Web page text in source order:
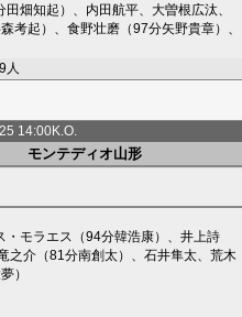
田畑知起 ）、 内田航平 大曽根広汰
考起 ）、 食野壮磨 （97分矢野貴章）、
人
14:00K.O.
モンテディオ山形
・モラエス （94分韓浩康）、 井上詩
之介 （81分南創太）、 石井隼太
荒木
）